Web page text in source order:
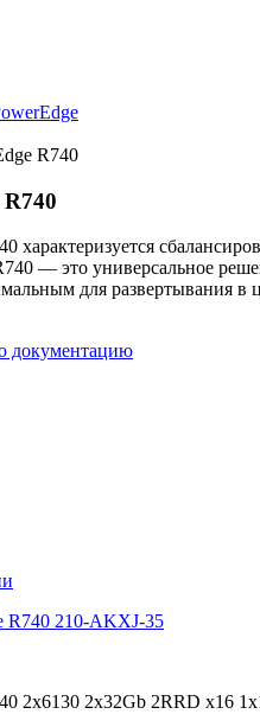
R740
характеризуется
— это универсальное
для развертывания
документацию
2x6130 2x32Gb 2RRD x16